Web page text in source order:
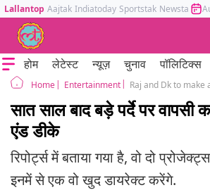
Lallantop Aajtak Indiatoday Sportstak Newstak
होम लेटेस्ट न्यूज़ चुनाव पॉलिटिक्स
Home Entertainment
सात साल बाद बड़े पर्दे पर वापसी
एंड डीके
रिपोर्ट्स में बताया गया है, वो दो
इनमें से एक वो खुद डायरेक्ट करेंगे.